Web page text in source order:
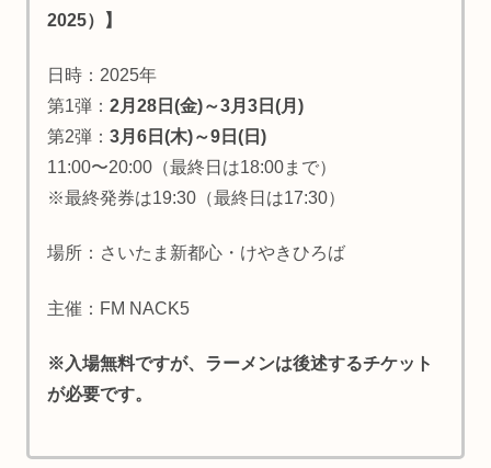
2025）
】
日時：2025年
第1弾： 2月28日(金)～3月3日(月)
第2弾： 3月6日(木)～9日(日)
11:00〜20:00（最終日は18:00まで）
※最終発券は19:30（最終日は17:30）
場所：さいたま新都心・けやきひろば
主催：FM NACK5
※入場無料ですが、ラーメンは後述するチケット
が必要です。